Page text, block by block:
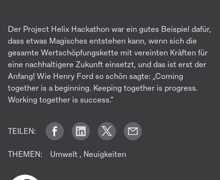
Der Project Helix Hackathon war ein gutes Beispiel dafür,
dass etwas Magisches entstehen kann, wenn sich die
gesamte Wertschöpfungskette mit vereinten Kräften für
eine nachhaltigere Zukunft einsetzt, und das ist erst der
Anfang! Wie Henry Ford so schön sagte: „Coming
together is a beginning. Keeping together is progress.
Working together is success.“
TEILEN:
THEMEN: Umwelt , Neuigkeiten